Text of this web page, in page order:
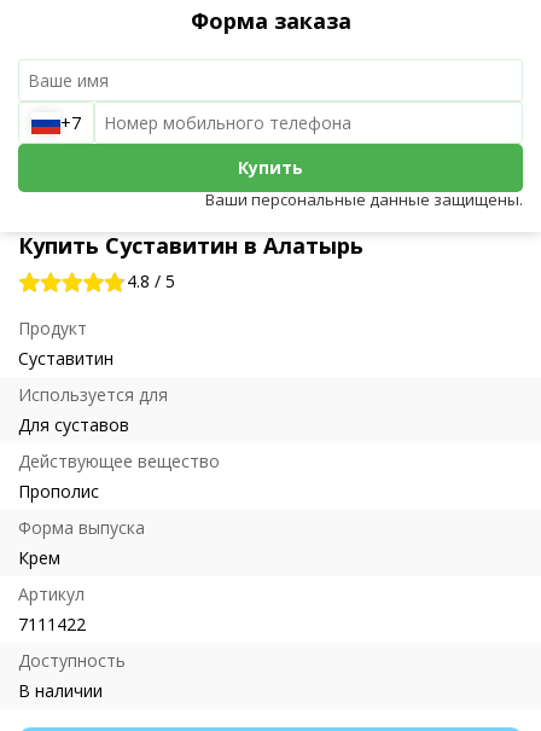
Купить Суставитин в Алатырь
4.8 / 5
Продукт
Суставитин
Используется для
Для суставов
Действующее вещество
Прополис
Форма выпуска
Крем
Артикул
7111422
Доступность
В наличии
Форма заказа
+7
Купить
Ваши персональные данные защищены.